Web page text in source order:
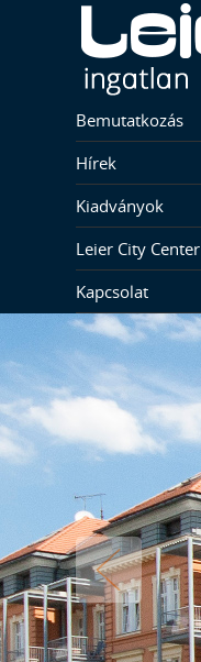
Bemutatkozás
Hírek
Kiadványok
Leier City Center
Kapcsolat